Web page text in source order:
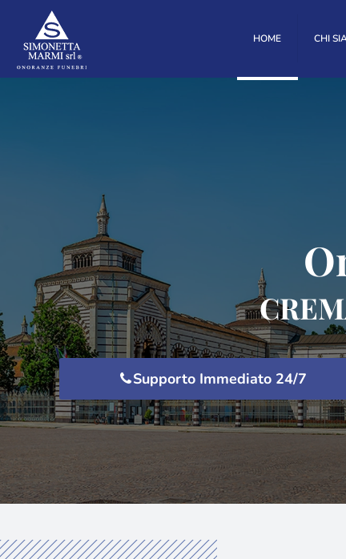
HOME CHI
Supporto Immediato 24/7